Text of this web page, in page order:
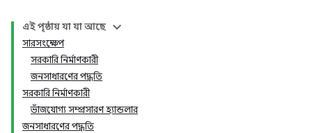
এই পৃষ্ঠায় যা যা আছে
সারসংক্ষেপ
সরকারি নির্মাণকারী
জনসাধারণের পদ্ধতি
সরকারি নির্মাণকারী
ভাঁজযোগ্য সম্প্রসারণ হ্যান্ডলার
জনসাধারণের পদ্ধতি